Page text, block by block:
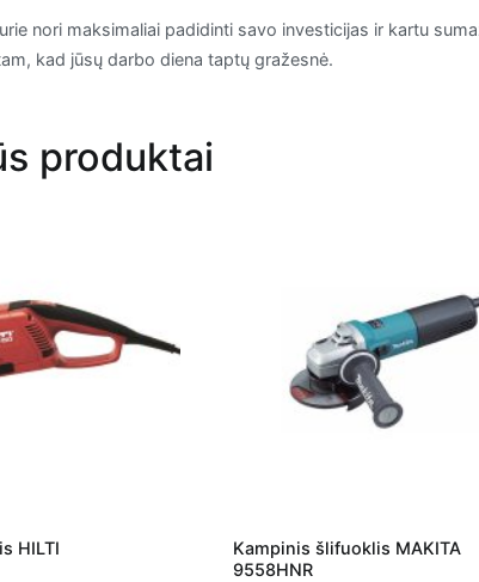
nori maksimaliai padidinti savo investicijas ir kartu
kad jūsų darbo diena taptų gražesnė.
produktai
HILTI
Kampinis šlifuoklis MAKITA
9558HNR